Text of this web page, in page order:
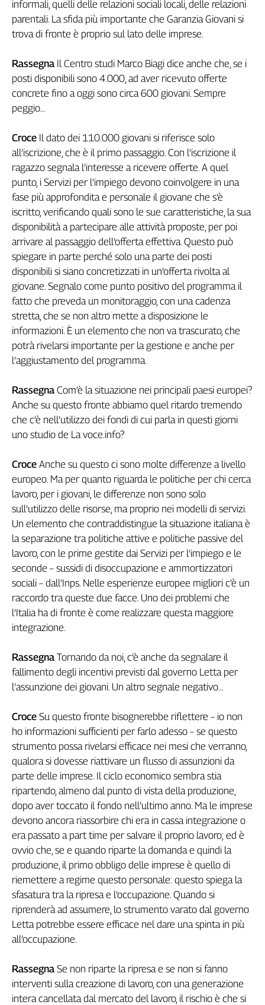
Liguria
Lombardia
Marche
Puglia
Sardegna
Sicilia
Toscana
Umbria
Valle
D'Aosta
Veneto
Archivio
Storico
1955-
2014
Cerca
Contatti
La
Newsletter
Social
informali, quelli delle relazioni sociali locali, delle relazioni
parentali. La sfida più importante che Garanzia Giovani si
trova di fronte è proprio sul lato delle imprese.
Rassegna Il Centro studi Marco Biagi dice anche che, se i
posti disponibili sono 4.000, ad aver ricevuto offerte
concrete fino a oggi sono circa 600 giovani. Sempre
peggio...
Croce Il dato dei 110.000 giovani si riferisce solo
all’iscrizione, che è il primo passaggio. Con l’iscrizione il
ragazzo segnala l’interesse a ricevere offerte. A quel
punto, i Servizi per l’impiego devono coinvolgere in una
fase più approfondita e personale il giovane che s’è
iscritto, verificando quali sono le sue caratteristiche, la sua
disponibilità a partecipare alle attività proposte, per poi
arrivare al passaggio dell’offerta effettiva. Questo può
spiegare in parte perché solo una parte dei posti
disponibili si siano concretizzati in un’offerta rivolta al
giovane. Segnalo come punto positivo del programma il
fatto che preveda un monitoraggio, con una cadenza
stretta, che se non altro mette a disposizione le
informazioni. È un elemento che non va trascurato, che
potrà rivelarsi importante per la gestione e anche per
l’aggiustamento del programma.
Rassegna Com’è la situazione nei principali paesi europei?
Anche su questo fronte abbiamo quel ritardo tremendo
che c’è nell’utilizzo dei fondi di cui parla in questi giorni
uno studio de La voce.info?
Croce Anche su questo ci sono molte differenze a livello
europeo. Ma per quanto riguarda le politiche per chi cerca
lavoro, per i giovani, le differenze non sono solo
sull’utilizzo delle risorse, ma proprio nei modelli di servizi.
Un elemento che contraddistingue la situazione italiana è
la separazione tra politiche attive e politiche passive del
lavoro, con le prime gestite dai Servizi per l’impiego e le
seconde – sussidi di disoccupazione e ammortizzatori
sociali – dall’Inps. Nelle esperienze europee migliori c’è un
raccordo tra queste due facce. Uno dei problemi che
l’Italia ha di fronte è come realizzare questa maggiore
integrazione.
Rassegna Tornando da noi, c’è anche da segnalare il
fallimento degli incentivi previsti dal governo Letta per
l’assunzione dei giovani. Un altro segnale negativo...
Croce Su questo fronte bisognerebbe riflettere – io non
ho informazioni sufficienti per farlo adesso – se questo
strumento possa rivelarsi efficace nei mesi che verranno,
qualora si dovesse riattivare un flusso di assunzioni da
parte delle imprese. Il ciclo economico sembra stia
ripartendo, almeno dal punto di vista della produzione,
dopo aver toccato il fondo nell’ultimo anno. Ma le imprese
devono ancora riassorbire chi era in cassa integrazione o
era passato a part time per salvare il proprio lavoro; ed è
ovvio che, se e quando riparte la domanda e quindi la
produzione, il primo obbligo delle imprese è quello di
riemettere a regime questo personale: questo spiega la
sfasatura tra la ripresa e l’occupazione. Quando si
riprenderà ad assumere, lo strumento varato dal governo
Letta potrebbe essere efficace nel dare una spinta in più
all’occupazione.
Rassegna Se non riparte la ripresa e se non si fanno
interventi sulla creazione di lavoro, con una generazione
intera cancellata dal mercato del lavoro, il rischio è che si